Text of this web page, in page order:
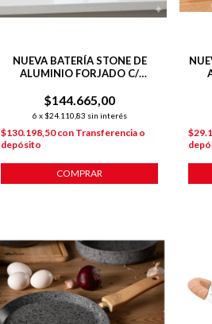
NUEVA BATERÍA STONE DE
ALUMINIO FORJADO C/
+ COCINERITO
$144.665,00
6 x $24.110,83 sin interés
$130.198,50con Transferencia o
depósito
COMPRAR